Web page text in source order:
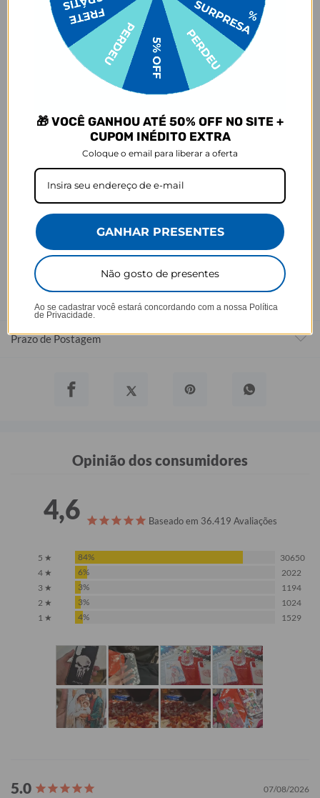
- Por isso, é super importante conferir com atenção todos os
detalhes antes de finalizar a compra, como modelo, estampa e
variações escolhidas.
- Após o início da produção,
não é possível realizar
cancelamentos ou alterações
, pois o produto não pode retornar
- Descascamento: 6 meses;
- Amarelamento: 6 meses;
- Demais defeitos de fábrica: 3 meses.
Ei, atenção aí!
Antes de garantir seu acessório, dá uma conferida no modelo do
seu celular! Os modelos 5G geralmente têm telas maiores que as
outras versões, então certifique-se de que o seu escolhido vai
encaixar direitinho. Fique de olho e escolha certinho para tudo
combinar com seu smartphone! 😎📱
*Imagens meramente ilustrativas, o produto final pode sofrer uma
Prazo de Postagem
Opinião dos consumidores
4,6 Baseado em 36.419 Avaliações
5 ★ 84%
30650
4 ★
6%
2022
3 ★
3%
1194
2 ★
3%
1024
1 ★
4% 1529
07/08/2026
🎁 VOCÊ GANHOU ATÉ 50% OFF NO SITE +
CUPOM INÉDITO EXTRA
Coloque o email para liberar a oferta
GANHAR PRESENTES
Não gosto de presentes
Ao se cadastrar você estará concordando com a nossa Política
de Privacidade.